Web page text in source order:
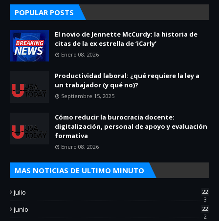
POPULAR POSTS
El novio de Jennette McCurdy: la historia de
citas de la ex estrella de ‘iCarly’
Enero 08, 2026
Productividad laboral: ¿qué requiere la ley a
un trabajador (y qué no)?
Septiembre 15, 2025
Cómo reducir la burocracia docente:
digitalización, personal de apoyo y evaluación
formativa
Enero 08, 2026
MAS NOTICIAS DE ULTIMO MINUTO
julio
22
3
junio
22
2